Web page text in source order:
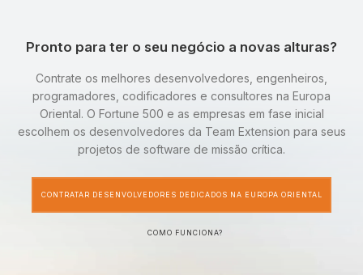
Pronto para ter o seu negócio a novas alturas?
Contrate os melhores desenvolvedores, engenheiros,
programadores, codificadores e consultores na Europa
Oriental. O Fortune 500 e as empresas em fase inicial
escolhem os desenvolvedores da Team Extension para seus
projetos de software de missão crítica.
CONTRATAR DESENVOLVEDORES DEDICADOS NA EUROPA ORIENTAL
COMO FUNCIONA?